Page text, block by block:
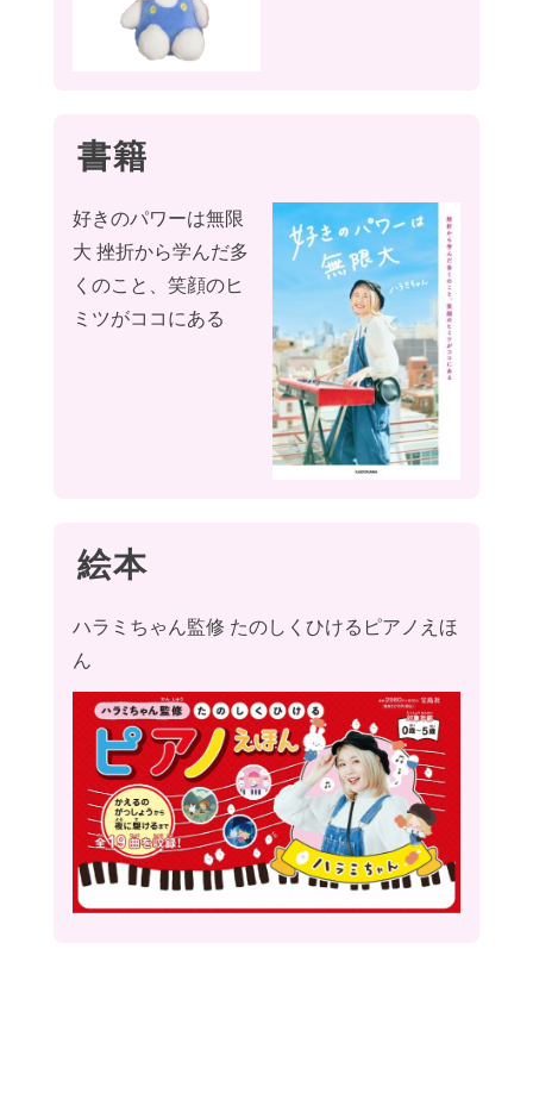
書籍
好きのパワーは無限
大 挫折から学んだ多
くのこと、笑顔のヒ
ミツがココにある
絵本
ハラミちゃん監修 たのしくひけるピアノえほ
ん